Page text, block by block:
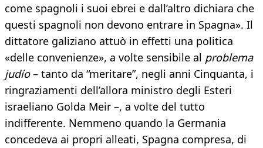
come spagnoli i suoi ebrei e dall’altro dichiara che
questi spagnoli non devono entrare in Spagna». Il
dittatore galiziano attuò in effetti una politica
«delle convenienze», a volte sensibile al problema
judío– tanto da “meritare”, negli anni Cinquanta, i
ringraziamenti dell’allora ministro degli Esteri
israeliano Golda Meir –, a volte del tutto
indifferente. Nemmeno quando la Germania
concedeva ai propri alleati, Spagna compresa, di